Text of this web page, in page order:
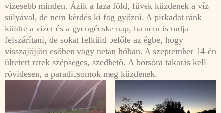
vizesebb minden. Ázik a laza föld, füvek küzdenek a víz
súlyával, de nem kérdés ki fog győzni. A pirkadat ránk
küldte a vizet és a gyengécske nap, ha nem is tudja
felszárítani, de sokat felküld belőle az égbe, hogy
visszajöjjön esőben vagy netán hóban. A szeptember 14-én
ültetett retek szépséges, szedhető. A borsóra takarás kell
rövidesen, a paradicsomok meg küzdenek.